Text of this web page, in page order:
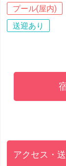
プール(屋内)
送迎あり
アクセス・